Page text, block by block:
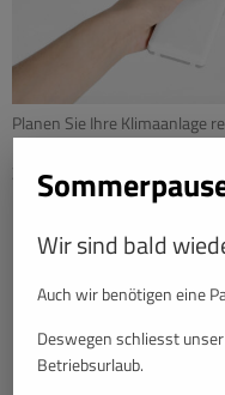
Planen Sie Ihre Klimaanlage
Zeit, Geld und Stress spart.
Wir sind bald
Auch wir benötigen eine
Deswegen schliesst
Betriebsurlaub.